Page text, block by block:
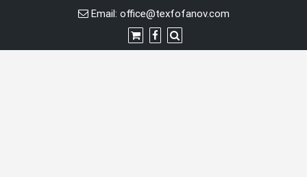
Email: office@texfofanov.com